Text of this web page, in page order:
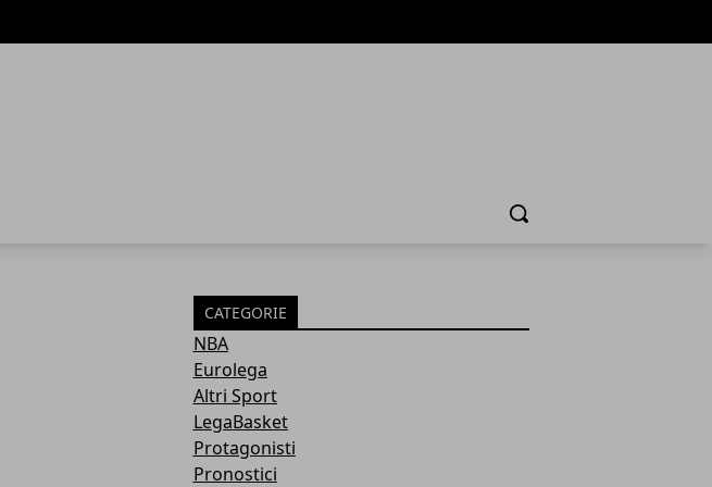
Cerca
CATEGORIE
NBA
Eurolega
Altri Sport
LegaBasket
Protagonisti
Pronostici